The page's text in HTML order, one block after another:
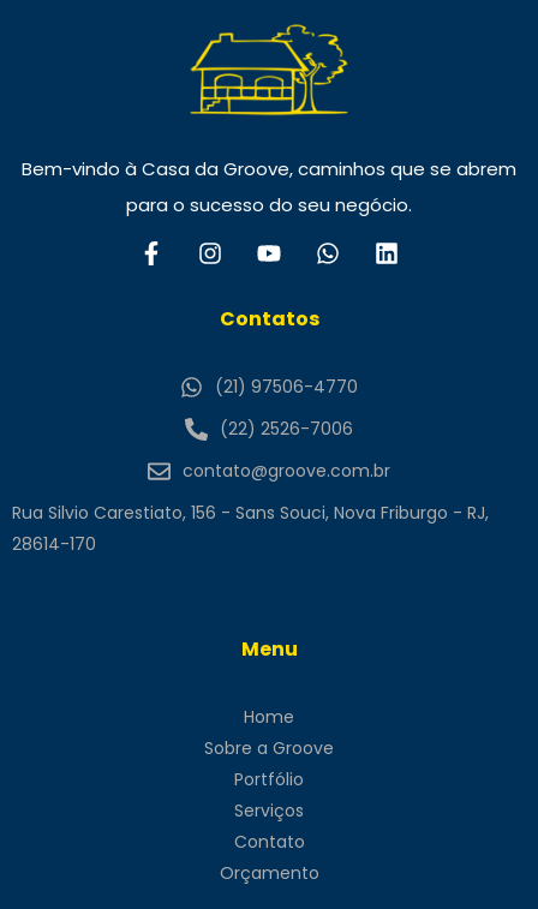
Bem-vindo à Casa da Groove, caminhos que se abrem
para o sucesso do seu negócio.
Contatos
(21) 97506-4770
(22) 2526-7006
contato@groove.com.br
Rua Silvio Carestiato, 156 - Sans Souci, Nova Friburgo - RJ,
28614-170
Menu
Home
Sobre a Groove
Portfólio
Serviços
Contato
Orçamento